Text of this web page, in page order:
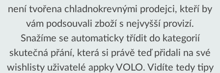
není tvořena chladnokrevnými prodejci, kteří by
vám podsouvali zboží s nejvyšší provizí.
Snažíme se automaticky třídit do kategorií
skutečná přání, která si právě teď přidali na své
wishlisty uživatelé appky VOLO. Vidíte tedy tipy